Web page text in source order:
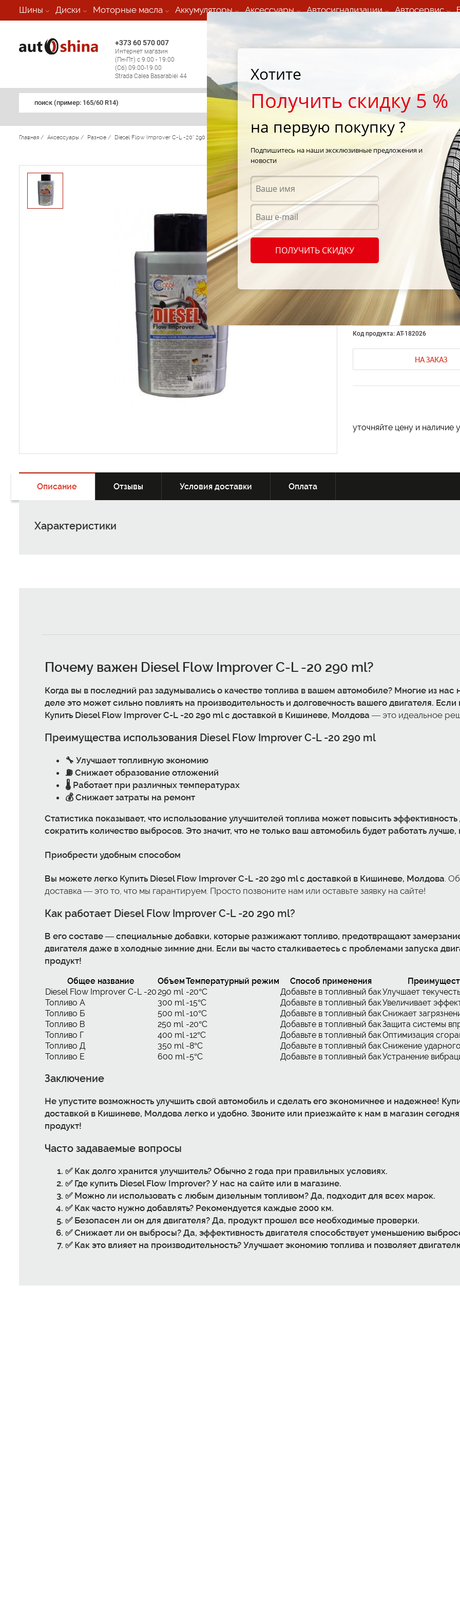
Шины Диски Моторные масла Аккумуляторы Аксессуары Автосигнализации Автосервис
+373 60 570 007
Интернет магазин
(Пн-Пт) с 9:00 - 19:00
(Сб) 09:00-19:00
Strada Calea Basarabiei 44
Мобильный шиномонтаж 24/7
поиск (примеp: 165/60 R14)
Главная / Аксессуары / Разное / Diesel Flow Improver C-L -20* 290 ml
290
Код продукта: AT-182026
НА ЗАКАЗ
уточняйте цену и наличие
Описание Отзывы Условия доставки Оплата
Характеристики
Почему важен Diesel Flow Improver C-L -20 290 ml?
Когда вы в последний раз задумывались о качестве топлива в вашем автомобиле? Многие из
деле это может сильно повлиять на производительность и долговечность вашего двигателя.
Купить Diesel Flow Improver C-L -20 290 ml с доставкой в Кишиневе, Молдова — это идеальное
Преимущества использования Diesel Flow Improver C-L -20 290 ml
🔧 Улучшает топливную экономию
⛽ Снижает образование отложений
🌡️ Работает при различных температурах
💰 Снижает затраты на ремонт
Статистика показывает, что использование улучшителей топлива может повысить эффективность
сократить количество выбросов. Это значит, что не только ваш автомобиль будет работать
Приобрести удобным способом
Вы можете легко Купить Diesel Flow Improver C-L -20 290 ml с доставкой в Кишиневе, Молдова.
доставка — это то, что мы гарантируем. Просто позвоните нам или оставьте заявку на сайте!
Как работает Diesel Flow Improver C-L -20 290 ml?
В его составе — специальные добавки, которые разжижают топливо, предотвращают
двигателя даже в холодные зимние дни. Если вы часто сталкиваетесь с проблемами запуска
продукт!
Общее название ОбъемТемпературный режим Способ применения
Diesel Flow Improver C-L -20290 ml -20°C Добавьте в топливный бакУлучшает
Топливо А
300 ml -15°C Добавьте в топливный бакУвеличивает
Топливо Б
500 ml -10°C Добавьте в топливный бакСнижает
Топливо В
250 ml -20°C Добавьте в топливный бакЗащита системы
Топливо Г
400 ml -12°C Добавьте в топливный бакОптимизация
Топливо Д
350 ml -8°C Добавьте в топливный бакСнижение
Топливо Е
600 ml-5°C Добавьте в топливный бакУстранение
Заключение
Не упустите возможность улучшить свой автомобиль и сделать его экономичнее и надежнее!
доставкой в Кишиневе, Молдова легко и удобно. Звоните или приезжайте к нам в магазин
продукт!
Часто задаваемые вопросы
✅ Как долго хранится улучшитель? Обычно 2 года при правильных условиях.
✅ Где купить Diesel Flow Improver? У нас на сайте или в магазине.
✅ Можно ли использовать с любым дизельным топливом? Да, подходит для всех марок.
✅ Как часто нужно добавлять? Рекомендуется каждые 2000 км.
✅ Безопасен ли он для двигателя? Да, продукт прошел все необходимые проверки.
✅Снижает ли он выбросы? Да, эффективность двигателя способствует уменьшению
✅ Как это влияет на производительность? Улучшает экономию топлива и позволяет
Хотите
Получить скидку 5 %
на первую покупку ?
Подпишитесь на наши эксклюзивные предложения и
новости
ПОЛУЧИТЬ СКИДКУ